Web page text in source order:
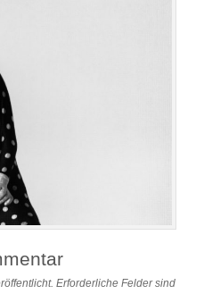
Erforderliche Felder sind